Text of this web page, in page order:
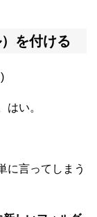
を付ける
はい。
に言ってしまう